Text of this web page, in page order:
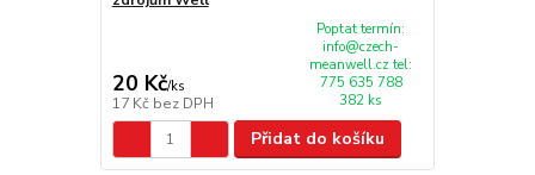
20 Kč/ks
17 Kč bez DPH
Poptat termín:
info@czech-
meanwell.cz tel:
775 635 788
382 ks
Přidat do košíku